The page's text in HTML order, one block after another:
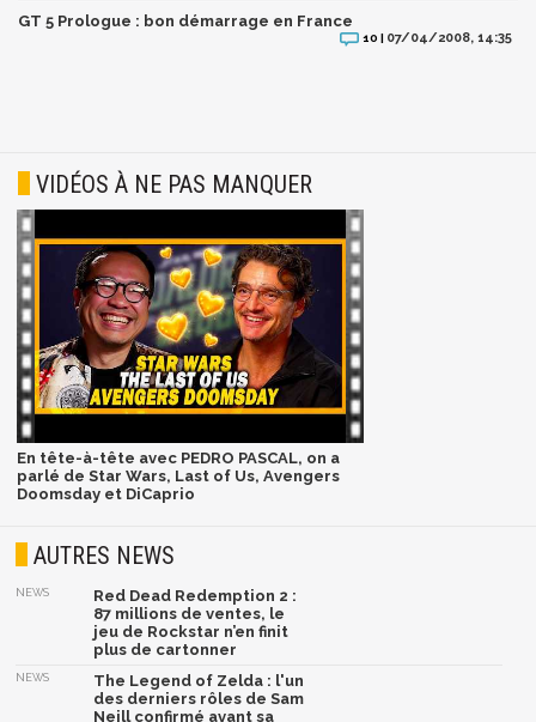
GT 5 Prologue : bon démarrage en France
10 | 07/04/2008, 14:35
VIDÉOS À NE PAS MANQUER
En tête-à-tête avec PEDRO PASCAL, on a
parlé de Star Wars, Last of Us, Avengers
Doomsday et DiCaprio
AUTRES NEWS
NEWS
Red Dead Redemption 2 :
87 millions de ventes, le
jeu de Rockstar n’en finit
plus de cartonner
NEWS
The Legend of Zelda : l'un
des derniers rôles de Sam
Neill confirmé avant sa